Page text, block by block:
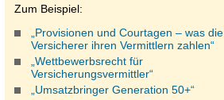
Zum Beispiel:
„Provisionen und Courtagen – was die
Versicherer ihren Vermittlern zahlen“
„Wettbewerbsrecht für
Versicherungsvermittler“
„Umsatzbringer Generation 50+“